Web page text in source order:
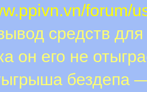
forum/
средств
он его не
бездепа